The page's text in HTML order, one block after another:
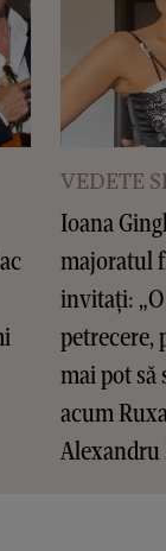
VEDETE
Ioana
majoratul
invitați:
petrecere,
mai pot să
acum
Alexandru